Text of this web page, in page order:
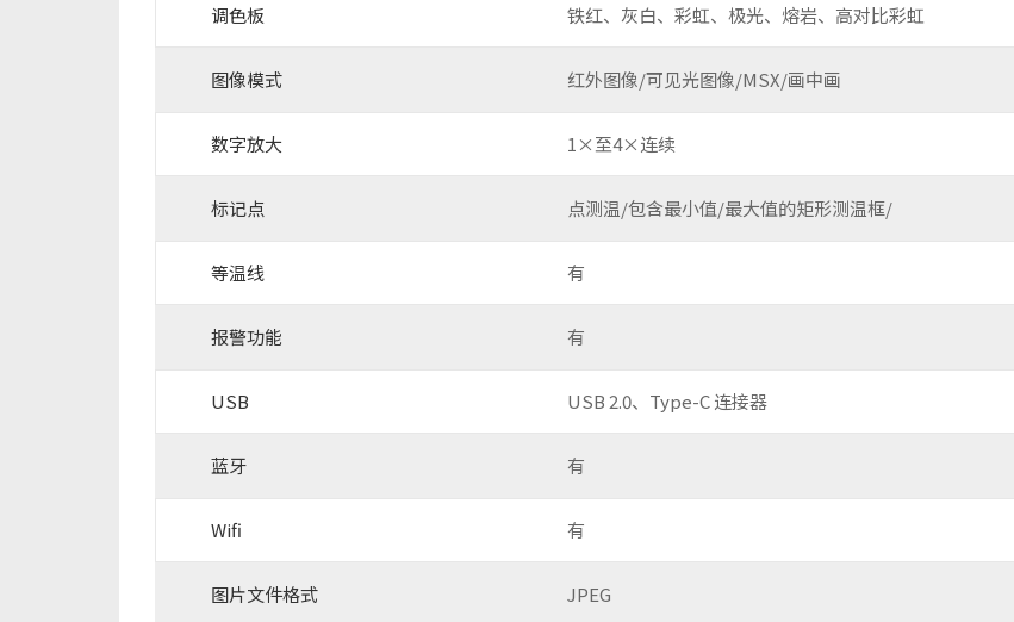
调色板 铁红、灰白、彩虹、极光、熔岩、高对比彩虹
图像模式 红外图像/可见光图像/MSX/画中画
数字放大 1×至4×连续
标记点 点测温/包含最小值/最大值的矩形测温框/
等温线 有
报警功能 有
USB USB 2.0、Type-C 连接器
蓝牙 有
Wifi 有
图片文件格式 JPEG